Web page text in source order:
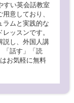
すい英会話教室
意しており、
ラムと実践的な
ッスンです。
説し、外国人講
「話す」「読
お気軽に無料